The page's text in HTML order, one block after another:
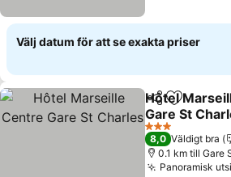
Välj datum för att se exakta priser
Dela Lägg till i
Hôtel
Gare St
3 Stjärnor
8,0 Väldigt bra
0.1 km till Gare
Panoramisk